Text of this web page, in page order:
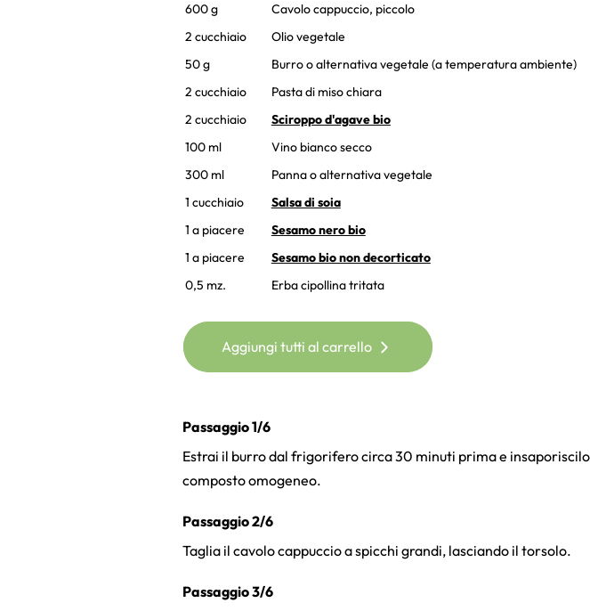
600 g
Cavolo cappuccio, piccolo
2 cucchiaio
Olio vegetale
50 g
Burro o alternativa vegetale (a temperatura ambiente)
2 cucchiaio
Pasta di miso chiara
2 cucchiaio
Sciroppo d'agave bio
100 ml
Vino bianco secco
300 ml
Panna o alternativa vegetale
1 cucchiaio
Salsa di soia
1 a piacere
Sesamo nero bio
1 a piacere
Sesamo bio non decorticato
0,5 mz.
Erba cipollina tritata
Aggiungi tutti al carrello
Passaggio 1/6
Estrai il burro dal frigorifero circa 30 minuti prima e
composto omogeneo.
Passaggio 2/6
Taglia il cavolo cappuccio a spicchi grandi, lasciando il torsolo.
Passaggio 3/6